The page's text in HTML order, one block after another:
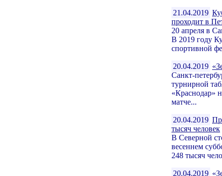
21.04.2019
проходит в
20 апреля в
В 2019 году
спортивной
20.04.2019
Санкт-
турнирной
«Краснодар»
матче...
20.04.2019
тысяч человек
В Северной
весеннем
248 тысяч
20.04.2019